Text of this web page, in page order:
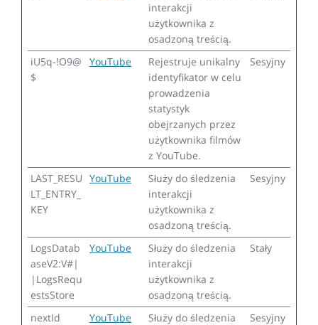
interakcji
użytkownika z
osadzoną treścią.
iU5q-!O9@
$
YouTube
Rejestruje unikalny
identyfikator w celu
prowadzenia
statystyk
obejrzanych przez
użytkownika filmów
z YouTube.
Sesyjny
LAST_RESU
LT_ENTRY_
KEY
YouTube
Służy do śledzenia
interakcji
użytkownika z
osadzoną treścią.
Sesyjny
LogsDatab
aseV2:V#|
|LogsRequ
estsStore
YouTube
Służy do śledzenia
interakcji
użytkownika z
osadzoną treścią.
Stały
nextId YouTube
Służy do śledzenia
Sesyjny